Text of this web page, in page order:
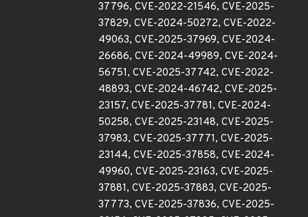
37796, CVE-2022-21546, CVE-2025-
37829, CVE-2024-50272, CVE-2022-
49063, CVE-2025-37969, CVE-2024-
26686, CVE-2024-49989, CVE-2024-
56751, CVE-2025-37742, CVE-2022-
48893, CVE-2024-46742, CVE-2025-
23157, CVE-2025-37781, CVE-2024-
50258, CVE-2025-23148, CVE-2025-
37983, CVE-2025-37771, CVE-2025-
23144, CVE-2025-37858, CVE-2024-
49960, CVE-2025-23163, CVE-2025-
37881, CVE-2025-37883, CVE-2025-
37773, CVE-2025-37836, CVE-2025-